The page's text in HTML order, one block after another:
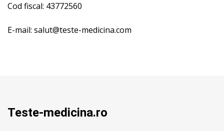
Cod fiscal: 43772560
E-mail: salut@teste-medicina.com
Teste-medicina.ro